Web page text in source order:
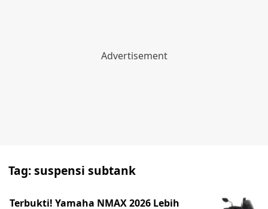
Tag:suspensi subtank
Terbukti! Yamaha NMAX 2026 Lebih